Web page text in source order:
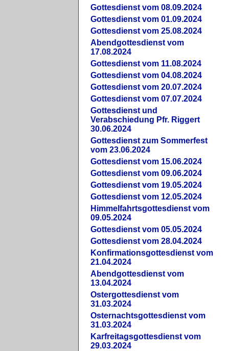
Gottesdienst vom 08.09.2024
Gottesdienst vom 01.09.2024
Gottesdienst vom 25.08.2024
Abendgottesdienst vom
17.08.2024
Gottesdienst vom 11.08.2024
Gottesdienst vom 04.08.2024
Gottesdienst vom 20.07.2024
Gottesdienst vom 07.07.2024
Gottesdienst und
Verabschiedung Pfr. Riggert
30.06.2024
Gottesdienst zum Sommerfest
vom 23.06.2024
Gottesdienst vom 15.06.2024
Gottesdienst vom 09.06.2024
Gottesdienst vom 19.05.2024
Gottesdienst vom 12.05.2024
Himmelfahrtsgottesdienst vom
09.05.2024
Gottesdienst vom 05.05.2024
Gottesdienst vom 28.04.2024
Konfirmationsgottesdienst vom
21.04.2024
Abendgottesdienst vom
13.04.2024
Ostergottesdienst vom
31.03.2024
Osternachtsgottesdienst vom
31.03.2024
Karfreitagsgottesdienst vom
29.03.2024